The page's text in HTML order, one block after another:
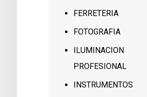
FERRETERIA
FOTOGRAFIA
ILUMINACION
PROFESIONAL
INSTRUMENTOS